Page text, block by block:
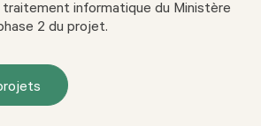
informatique du Ministère
2 du projet.